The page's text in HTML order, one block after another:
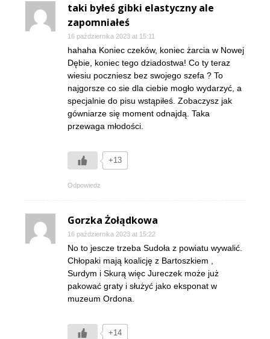
taki byłeś gibki elastyczny ale
zapomniałeś
16 października 2023 at 15:11
hahaha Koniec czeków, koniec żarcia w Nowej
Dębie, koniec tego dziadostwa! Co ty teraz
wiesiu poczniesz bez swojego szefa ? To
najgorsze co sie dla ciebie mogło wydarzyć, a
specjalnie do pisu wstąpiłeś. Zobaczysz jak
gówniarze się moment odnajdą. Taka
przewaga młodości.
+13
Odpowiedz
Gorzka Żołądkowa
16 października 2023 at 15:22
No to jescze trzeba Sudoła z powiatu wywalić.
Chłopaki mają koalicję z Bartoszkiem ,
Surdym i Skurą więc Jureczek może już
pakować graty i służyć jako eksponat w
muzeum Ordona.
+14